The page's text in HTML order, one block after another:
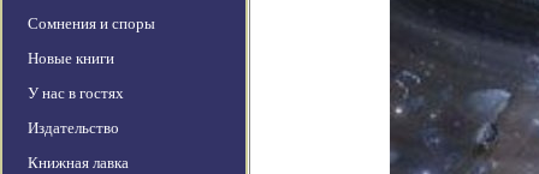
Сомнения и споры
Новые книги
У нас в гостях
Издательство
Книжная лавка